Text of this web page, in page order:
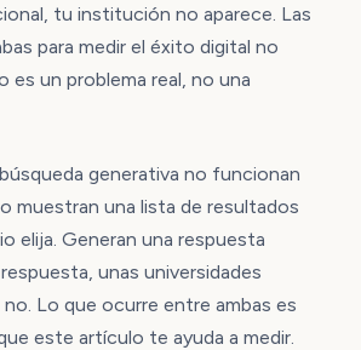
tu institución no aparece. Las
para medir el éxito digital no
es un problema real, no una
generativa no funcionan
muestran una lista de resultados
elija. Generan una respuesta
unas universidades
Lo que ocurre entre ambas es
este artículo te ayuda a medir.